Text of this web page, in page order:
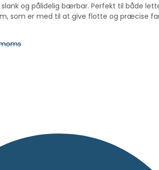
slank og pålidelig bærbar. Perfekt til
som er med til at give flotte og præcise